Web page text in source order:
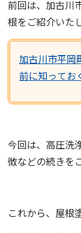
前回は、加古川
根をご紹介いた
加古川市平
前に知ってお
今回は、高圧洗
徴などの続きを
これから、屋根